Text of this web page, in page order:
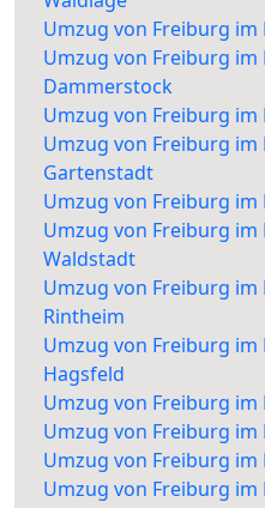
Umzug von Freiburg im
Umzug von Freiburg im
Dammerstock
Umzug von Freiburg
Umzug von Freiburg im
Gartenstadt
Umzug von Freiburg
Umzug von Freiburg im
Waldstadt
Umzug von Freiburg im
Rintheim
Umzug von Freiburg im
Hagsfeld
Umzug von Freiburg
Umzug von Freiburg im
Umzug von Freiburg im
Umzug von Freiburg im